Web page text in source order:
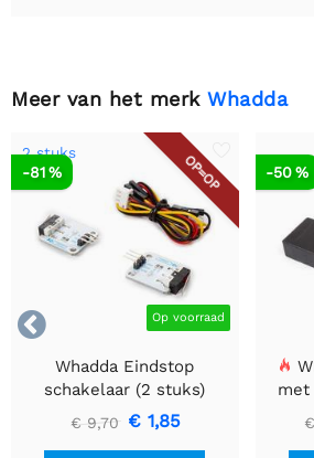
Meer van het merk Whadda

OP=OP
2 stuks
Op voorraad
-81 %
Whadda Eindstop
schakelaar (2 stuks)
€ 9,70 € 1,85
-50 %
met